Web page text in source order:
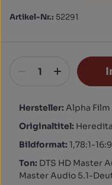
Artikel-Nr.: 52291
Hersteller: Alpha Film
Originaltitel:
Bildformat: 1,78:1-
Ton: DTS HD Master
Master Audio 5.1-